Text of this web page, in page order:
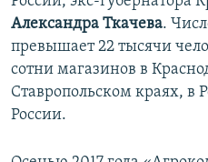
Александра Ткачева.
превышает 22 тысячи
сотни магазинов в
Ставропольском краях, в
России.